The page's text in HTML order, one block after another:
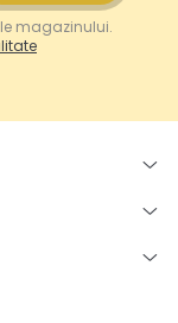
magazinului.